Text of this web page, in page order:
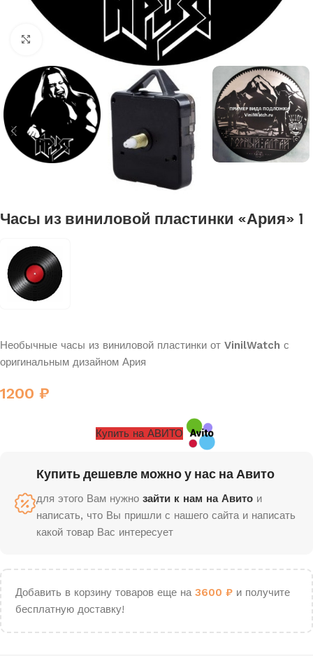
Нажмите, чтобы увеличить
Часы из виниловой пластинки «Ария» 1
Необычные часы из виниловой пластинки от VinilWatch с
оригинальным дизайном Ария
1200 ₽
Купить на АВИТО
Купить дешевле можно у нас на Авито
для этого Вам нужно зайти к нам на Авито и
написать, что Вы пришли с нашего сайта и написать
какой товар Вас интересует
Добавить в корзину товаров еще на 3600 ₽ и получите
бесплатную доставку!